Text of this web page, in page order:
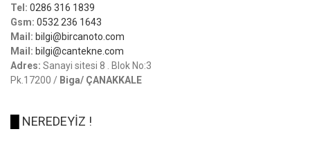
Tel: 0286 316 1839
Gsm: 0532 236 1643
Mail: bilgi@bircanoto.com
Mail: bilgi@cantekne.com
Adres: Sanayi sitesi 8 . Blok No:3
Pk.17200 / Biga/ ÇANAKKALE
NEREDEYİZ !